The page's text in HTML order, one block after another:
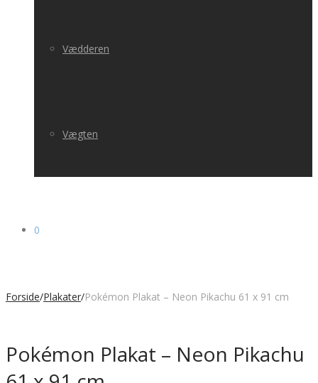
Vædderen
Vægten
0
Forside/Plakater/Pokémon Plakat – Neon Pikachu 61 x 91 cm
Pokémon Plakat – Neon Pikachu